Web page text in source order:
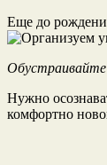
Еще до
Нужно
комфортно